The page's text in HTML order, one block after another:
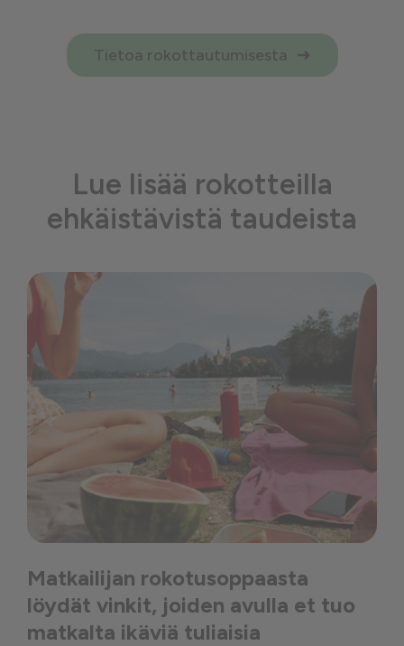
Tietoa rokottautumisesta
Lue lisää rokotteilla
ehkäistävistä taudeista
Matkailijan rokotusoppaasta
löydät vinkit, joiden avulla et tuo
matkalta ikäviä tuliaisia